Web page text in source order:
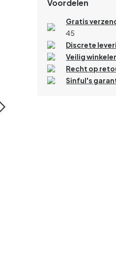
Voordelen
Gratis
45
Discrete
Veilig
Recht op
Sinful's